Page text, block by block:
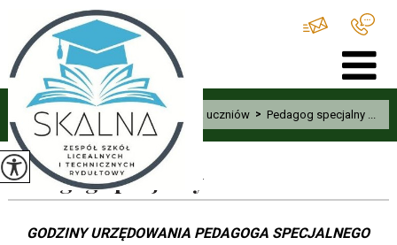
Home > Uczeń > Informacje dla uczniów > Pedagog specjalny ...
Pedagog specjalny
GODZINY URZĘDOWANIA PEDAGOGA SPECJALNEGO